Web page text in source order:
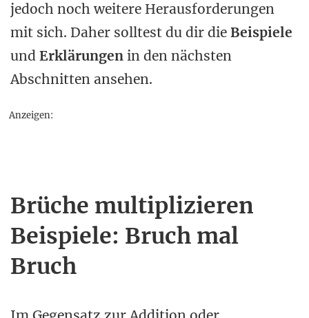
jedoch noch weitere Herausforderungen
mit sich. Daher solltest du dir die Beispiele
und Erklärungen in den nächsten
Abschnitten ansehen.
Anzeigen:
Brüche multiplizieren
Beispiele: Bruch mal
Bruch